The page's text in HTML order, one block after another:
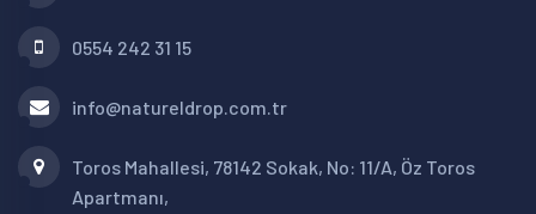
0554 242 31 15
info@natureldrop.com.tr
Toros Mahallesi, 78142 Sokak, No: 11/A, Öz Toros
Apartmanı,